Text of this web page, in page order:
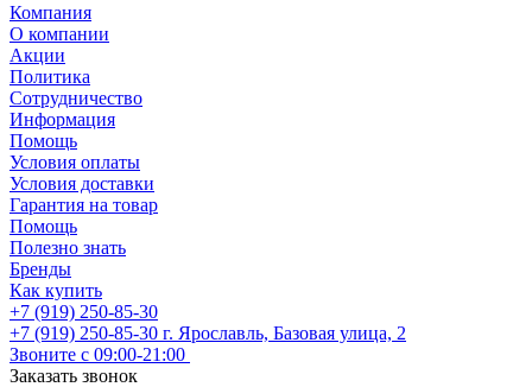
Компания
О компании
Акции
Политика
Сотрудничество
Информация
Помощь
Условия оплаты
Условия доставки
Гарантия на товар
Помощь
Полезно знать
Бренды
Как купить
+7 (919) 250-85-30
+7 (919) 250-85-30 г. Ярославль, Базовая улица, 2
Звоните с 09:00-21:00
Заказать звонок